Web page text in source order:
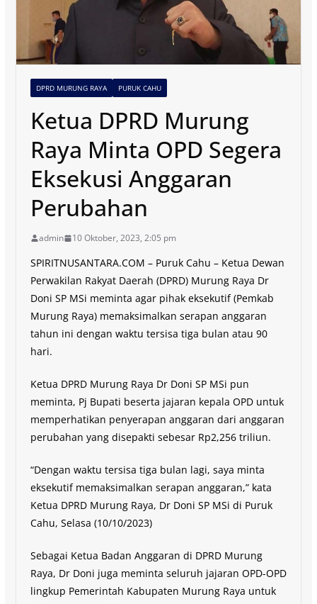
DPRD MURUNG RAYA PURUK CAHU
Ketua DPRD Murung
Raya Minta OPD Segera
Eksekusi Anggaran
Perubahan
admin 10 Oktober, 2023, 2:05 pm
SPIRITNUSANTARA.COM – Puruk Cahu – Ketua Dewan
Perwakilan Rakyat Daerah (DPRD) Murung Raya Dr
Doni SP MSi meminta agar pihak eksekutif (Pemkab
Murung Raya) memaksimalkan serapan anggaran
tahun ini dengan waktu tersisa tiga bulan atau 90
hari.
Ketua DPRD Murung Raya Dr Doni SP MSi pun
meminta, Pj Bupati beserta jajaran kepala OPD untuk
memperhatikan penyerapan anggaran dari anggaran
perubahan yang disepakti sebesar Rp2,256 triliun.
“Dengan waktu tersisa tiga bulan lagi, saya minta
eksekutif memaksimalkan serapan anggaran,” kata
Ketua DPRD Murung Raya, Dr Doni SP MSi di Puruk
Cahu, Selasa (10/10/2023)
Sebagai Ketua Badan Anggaran di DPRD Murung
Raya, Dr Doni juga meminta seluruh jajaran OPD-OPD
lingkup Pemerintah Kabupaten Murung Raya untuk